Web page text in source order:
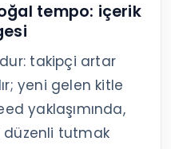
tempo: içerik
takipçi artar
yeni gelen kitle
yaklaşımında,
tutmak